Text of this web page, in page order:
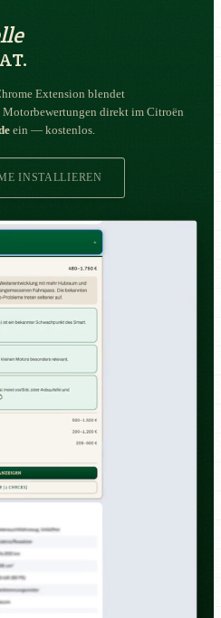
Extension blendet
Motorbewertungen direkt im Citroën
ein — kostenlos.
INSTALLIEREN